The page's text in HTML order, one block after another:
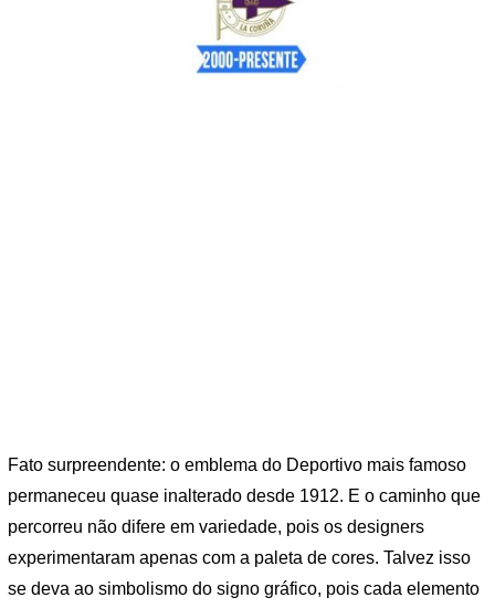
Fato surpreendente: o emblema do Deportivo mais famoso
permaneceu quase inalterado desde 1912. E o caminho que
percorreu não difere em variedade, pois os designers
experimentaram apenas com a paleta de cores. Talvez isso
se deva ao simbolismo do signo gráfico, pois cada elemento